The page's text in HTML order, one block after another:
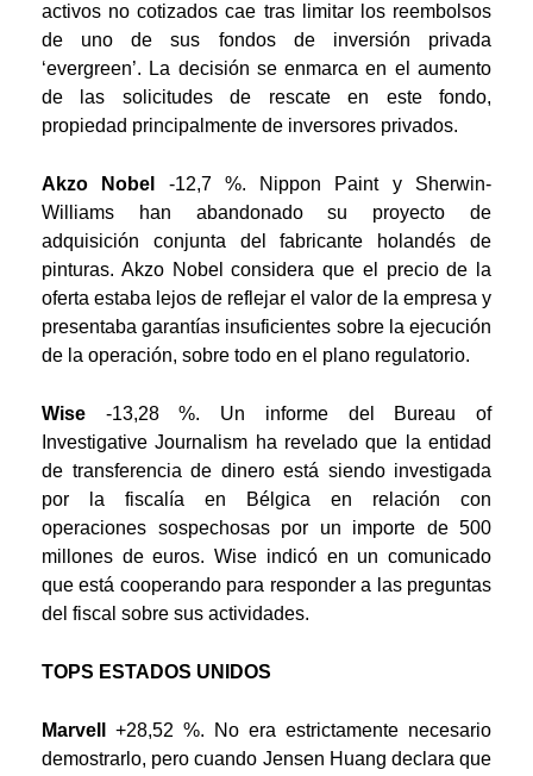
activos no cotizados cae tras limitar los reembolsos
de uno de sus fondos de inversión privada
‘evergreen’. La decisión se enmarca en el aumento
de las solicitudes de rescate en este fondo,
propiedad principalmente de inversores privados.
Akzo Nobel -12,7 %. Nippon Paint y Sherwin-
Williams han abandonado su proyecto de
adquisición conjunta del fabricante holandés de
pinturas. Akzo Nobel considera que el precio de la
oferta estaba lejos de reflejar el valor de la empresa y
presentaba garantías insuficientes sobre la ejecución
de la operación, sobre todo en el plano regulatorio.
Wise -13,28 %. Un informe del Bureau of
Investigative Journalism ha revelado que la entidad
de transferencia de dinero está siendo investigada
por la fiscalía en Bélgica en relación con
operaciones sospechosas por un importe de 500
millones de euros. Wise indicó en un comunicado
que está cooperando para responder a las preguntas
del fiscal sobre sus actividades.
TOPS ESTADOS UNIDOS
Marvell
+28,52 %. No era estrictamente necesario
demostrarlo, pero cuando Jensen Huang declara que